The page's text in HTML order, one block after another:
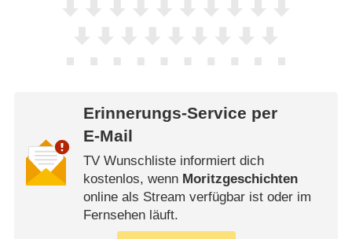
Erinnerungs-Service per
E-Mail
TV Wunschliste informiert dich
kostenlos, wenn Moritzgeschichten
online als Stream verfügbar ist oder im
Fernsehen läuft.